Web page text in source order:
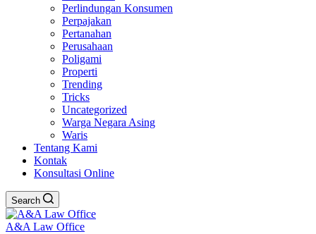
Perlindungan Konsumen
Perpajakan
Pertanahan
Perusahaan
Poligami
Properti
Trending
Tricks
Uncategorized
Warga Negara Asing
Waris
Tentang Kami
Kontak
Konsultasi Online
Search
A&A Law Office